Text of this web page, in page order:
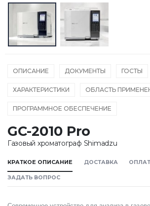
ОПИСАНИЕ ДОКУМЕНТЫ ГОСТЫ
ХАРАКТЕРИСТИКИ ОБЛАСТЬ
ПРОГРАММНОЕ ОБЕСПЕЧЕНИЕ
GC-2010 Pro
Газовый хроматограф Shimadzu
КРАТКОЕ ОПИСАНИЕ ДОСТАВКА
ЗАДАТЬ ВОПРОС